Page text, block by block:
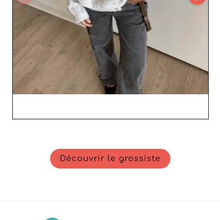
long terme. Avec Wexzo, chaque revendeur a l'assurance
de recevoir des produits exceptionnels et un service
irréprochable.
Découvrir le grossiste